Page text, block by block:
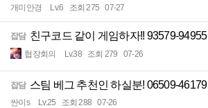
개미안경 Lv.6 조회 275 07-27
잡담 친구코드 같이 게임하자!! 93579-94955
협장회의 Lv.38 조회 279 07-26
잡담 스팀 베그 추천인 하실분! 06509-46179
싼이s Lv.25 조회 288 07-26